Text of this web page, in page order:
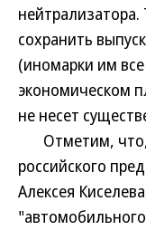
сохранить
(иномарки им
экономическом
не несет
Отметим, что,
российского
Алексея